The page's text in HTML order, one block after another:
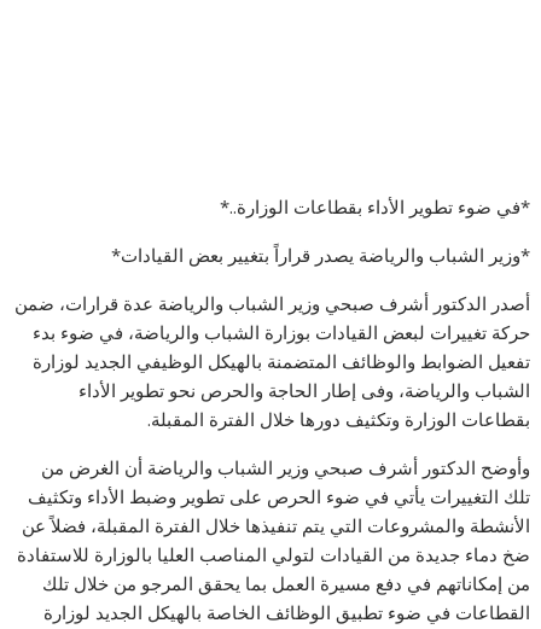
*في ضوء تطوير الأداء بقطاعات الوزارة..*
*وزير الشباب والرياضة يصدر قراراً بتغيير بعض القيادات*
أصدر الدكتور أشرف صبحي وزير الشباب والرياضة عدة قرارات، ضمن
حركة تغييرات لبعض القيادات بوزارة الشباب والرياضة، في ضوء بدء
تفعيل الضوابط والوظائف المتضمنة بالهيكل الوظيفي الجديد لوزارة
الشباب والرياضة، وفى إطار الحاجة والحرص نحو تطوير الأداء
بقطاعات الوزارة وتكثيف دورها خلال الفترة المقبلة.
وأوضح الدكتور أشرف صبحي وزير الشباب والرياضة أن الغرض من
تلك التغييرات يأتي في ضوء الحرص على تطوير وضبط الأداء وتكثيف
الأنشطة والمشروعات التي يتم تنفيذها خلال الفترة المقبلة، فضلاً عن
ضخ دماء جديدة من القيادات لتولي المناصب العليا بالوزارة للاستفادة
من إمكاناتهم في دفع مسيرة العمل بما يحقق المرجو من خلال تلك
القطاعات في ضوء تطبيق الوظائف الخاصة بالهيكل الجديد لوزارة